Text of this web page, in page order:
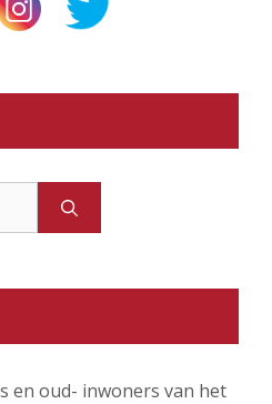
en oud- inwoners van het